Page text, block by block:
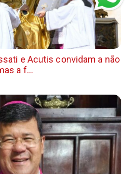
e Acutis convidam a não
a f...